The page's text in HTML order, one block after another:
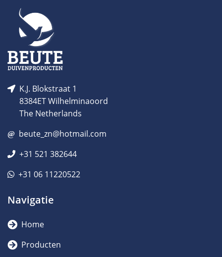
K.J. Blokstraat 1
8384ET Wilhelminaoord
The Netherlands
beute_zn@hotmail.com
+31 521 382644
+31 06 11220522
Navigatie
Home
Producten